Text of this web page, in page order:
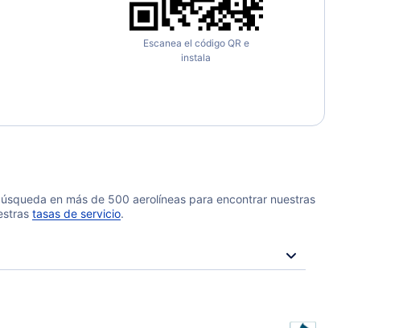
Escanea el código QR e
instala
en más de 500 aerolíneas para encontrar nuestras
tasas de servicio.